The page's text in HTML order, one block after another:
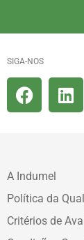
SIGA-NOS
A Indumel
Política da
Critérios de